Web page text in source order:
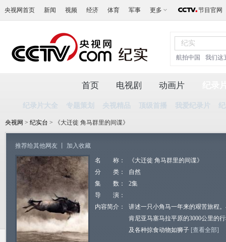
央视网首页 新闻 视频 经济 体育 军事 更多 节目官网
航拍中国 我们这
首页 电视剧 动画片
纪录片大全 专题策划 央视精品 顶级首播 我爱纪录片
央视网 > 纪实台 > 《大迁徙 角马群里的间谍》
推荐给其他网友 加入收藏
名 称：
《大迁徙 角马群里的间谍》
分 类：
自然
集 数：
2集
导 演：
内容简介：
讲述一只小角马一年来的艰苦旅程
肯尼亚马塞马拉平原的3000公里的
及各种掠食动物如狮子 [查看全部]